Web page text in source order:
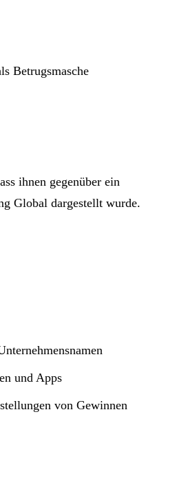
Betrugsmasche
ihnen gegenüber ein
Global dargestellt wurde.
und Apps
von Gewinnen